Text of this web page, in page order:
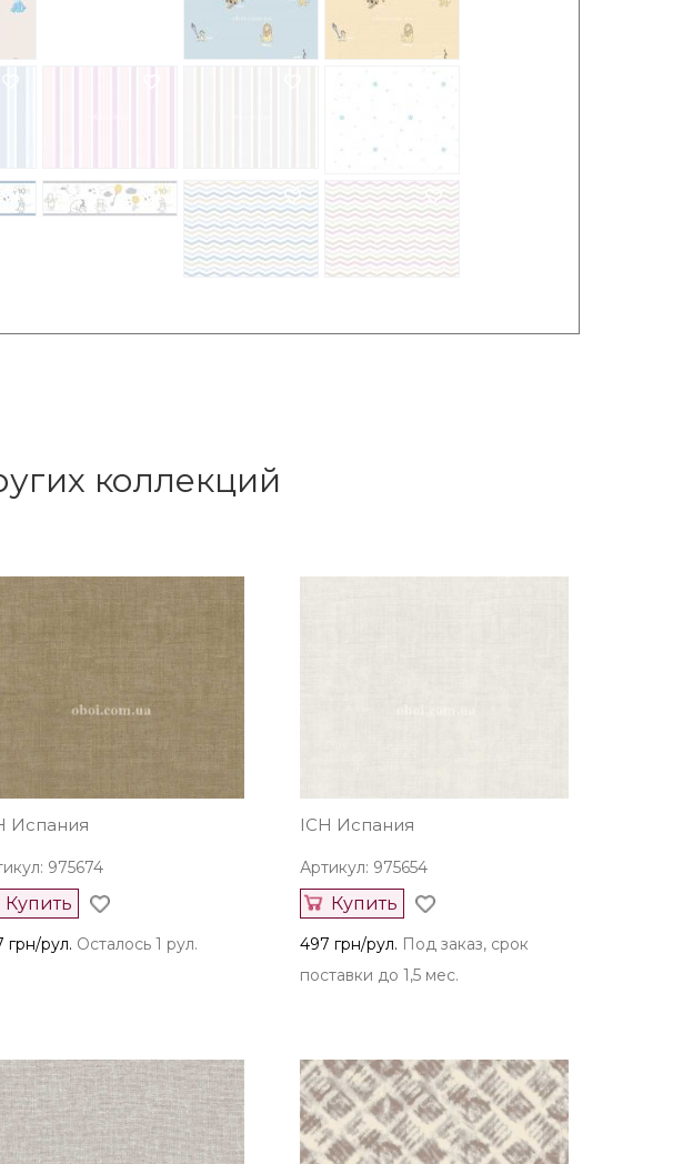
коллекций
Испания
975674
Купить
грн/рул. Осталось 1 рул.
ICH Испания
Артикул: 975654
Купить
497 грн/рул. Под заказ, срок
поставки до 1,5 мес.